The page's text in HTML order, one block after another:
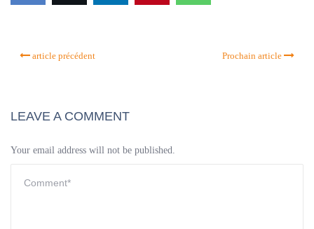
article précédent Prochain article
LEAVE A COMMENT
Your email address will not be published.